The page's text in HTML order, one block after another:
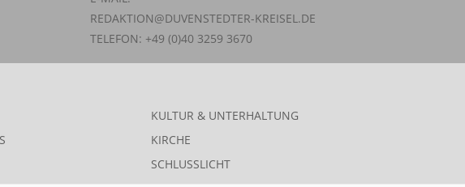
REDAKTION@DUVENSTEDTER-KREISEL.DE
TELEFON: +49 (0)40 3259 3670
KULTUR & UNTERHALTUNG
KIRCHE
SCHLUSSLICHT